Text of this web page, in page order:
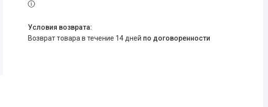
возврат товара в течение 14 дней по договоренности